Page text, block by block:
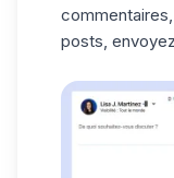
posts,